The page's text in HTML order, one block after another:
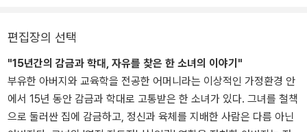
편집장의 선택
"15년간의 감금과 학대, 자유를 찾은 한 소녀의 이야기"
부유한 아버지와 교육학을 전공한 어머니라는 이상적인 가정환경 안
에서 15년 동안 감금과 학대로 고통받은 한 소녀가 있다. 그녀를 철책
으로 둘러싼 집에 감금하고, 정신과 육체를 지배한 사람은 다름 아닌